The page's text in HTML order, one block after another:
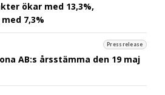
ökar med 13,3%,
7,3%
Pressrelease
AB:s årsstämma den 19 maj